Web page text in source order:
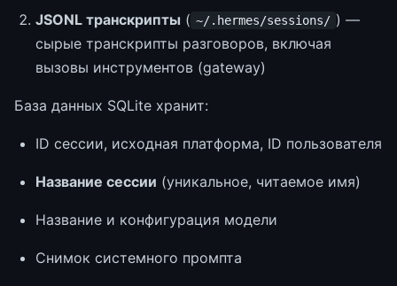
JSONL транскрипты ( ~/.hermes/sessions/ ) —
сырые транскрипты разговоров, включая
вызовы инструментов (gateway)
База данных SQLite хранит:
ID сессии, исходная платформа, ID пользователя
Название сессии (уникальное, читаемое имя)
Название и конфигурация модели
Снимок системного промпта